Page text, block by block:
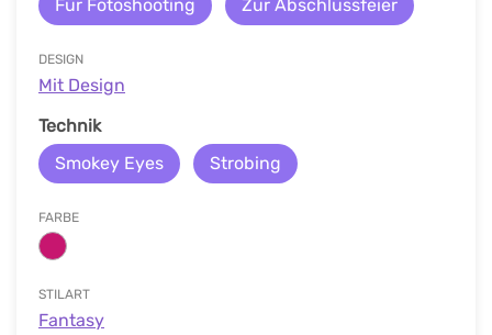
Für Fotoshooting
Zur Abschlussfeier
DESIGN
Mit Design
Technik
Smokey Eyes
Strobing
FARBE
STILART
Fantasy